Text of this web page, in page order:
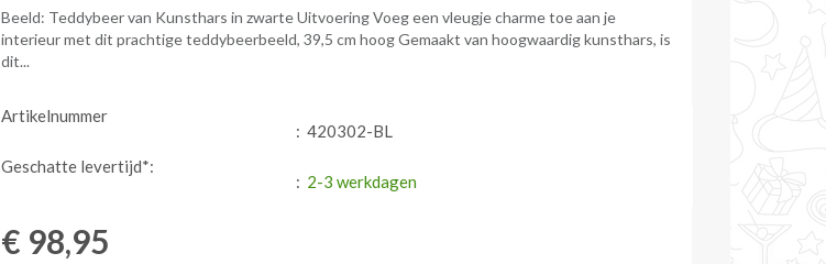
Beeld: Teddybeer van Kunsthars in zwarte Uitvoering Voeg een vleugje charme toe aan je
interieur met dit prachtige teddybeerbeeld, 39,5 cm hoog Gemaakt van hoogwaardig kunsthars, is
dit...
Artikelnummer
: 420302-BL
Geschatte levertijd*:
: 2-3 werkdagen
€ 98,95